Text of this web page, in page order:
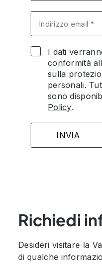
I dati
conformità
sulla
personali.
sono
Policy.
Richiedi
Desideri visitare la
di qualche